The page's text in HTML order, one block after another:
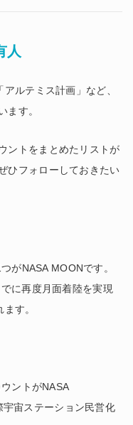
人
ルテミス計画」など、
ます。
ントをまとめたリストが
ひフォローしておきたい
がNASA MOONです。
に再度月面着陸を実現
す。
ントがNASA
宙ステーション民営化